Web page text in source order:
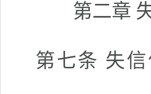
第二章
第七条 失